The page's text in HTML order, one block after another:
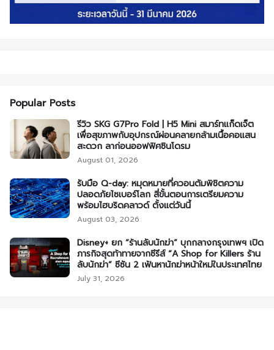
Popular Posts
รีวิว SKG G7Pro Fold | H5 Mini สมาร์ทแก็ดเจ็ต
เพื่อสุขภาพกับอุปกรณ์ผ่อนคลายกล้ามเนื้อคอแสน
สะดวก ลาก่อนออฟฟิศซินโดรม
August 01, 2026
รับมือ Q-day: หมุดหมายที่ควอนตัมพิชิตความ
ปลอดภัยไซเบอร์โลก สี่ขั้นตอนการเตรียมความ
พร้อมไฮบริดคลาวด์ ตั้งแต่วันนี้
August 03, 2026
Disney+ ยก “ร้านลับนักฆ่า” บุกกลางกรุงเทพฯ เปิด
ภารกิจสุดท้าทายจากซีรีส์ “A Shop for Killers ร้าน
ลับนักฆ่า” ซีซัน 2 เฟ้นหานักฆ่าหน้าใหม่ในประเทศไทย
July 31, 2026